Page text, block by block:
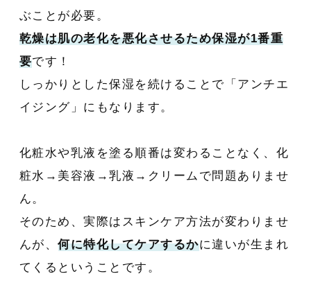
ぶことが必要。
乾燥は肌の老化を悪化させるため保湿が1番重
要です！
しっかりとした保湿を続けることで「アンチエ
イジング」にもなります。
化粧水や乳液を塗る順番は変わることなく、化
粧水→美容液→乳液→クリームで問題ありませ
ん。
そのため、実際はスキンケア方法が変わりませ
んが、何に特化してケアするかに違いが生まれ
てくるということです。